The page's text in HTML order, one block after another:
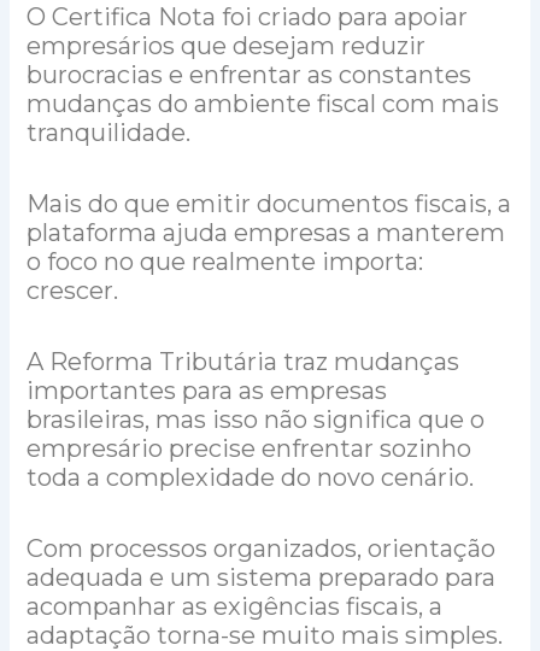
O Certifica Nota foi criado para apoiar
empresários que desejam reduzir
burocracias e enfrentar as constantes
mudanças do ambiente fiscal com mais
tranquilidade.
Mais do que emitir documentos fiscais, a
plataforma ajuda empresas a manterem
o foco no que realmente importa:
crescer.
A Reforma Tributária traz mudanças
importantes para as empresas
brasileiras, mas isso não significa que o
empresário precise enfrentar sozinho
toda a complexidade do novo cenário.
Com processos organizados, orientação
adequada e um sistema preparado para
acompanhar as exigências fiscais, a
adaptação torna-se muito mais simples.